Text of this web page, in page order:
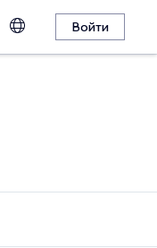
Войти